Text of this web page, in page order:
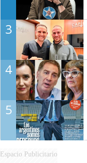
3
4
5
Espacio Publicitario